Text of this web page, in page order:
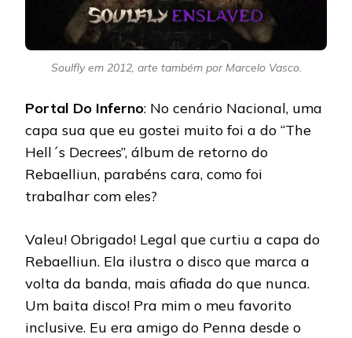
Soulfly em 2012, arte também por Marcelo Vasco.
Portal Do Inferno: No cenário Nacional, uma
capa sua que eu gostei muito foi a do “The
Hell´s Decrees”, álbum de retorno do
Rebaelliun, parabéns cara, como foi
trabalhar com eles?
Valeu! Obrigado! Legal que curtiu a capa do
Rebaelliun. Ela ilustra o disco que marca a
volta da banda, mais afiada do que nunca.
Um baita disco! Pra mim o meu favorito
inclusive. Eu era amigo do Penna desde o